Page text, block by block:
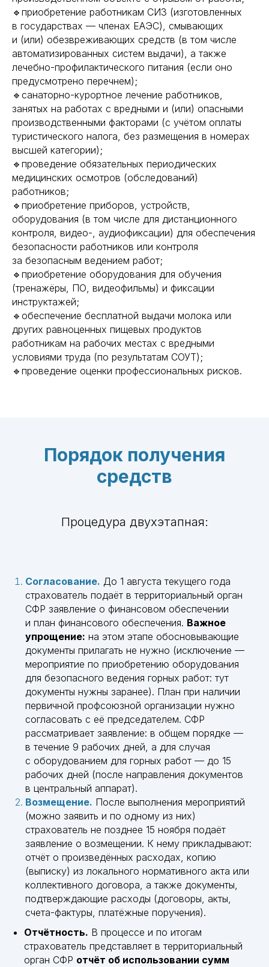
🔹приобретение работникам СИЗ (изготовленных
в государствах — членах ЕАЭС), смывающих
и (или) обезвреживающих средств (в том числе
автоматизированных систем выдачи), а также
лечебно-профилактического питания (если оно
предусмотрено перечнем);
🔹санаторно-курортное лечение работников,
занятых на работах с вредными и (или) опасными
производственными факторами (с учётом оплаты
туристического налога, без размещения в номерах
высшей категории);
🔹проведение обязательных периодических
медицинских осмотров (обследований)
работников;
🔹приобретение приборов, устройств,
оборудования (в том числе для дистанционного
контроля, видео-, аудиофиксации) для обеспечения
безопасности работников или контроля
за безопасным ведением работ;
🔹приобретение оборудования для обучения
(тренажёры, ПО, видеофильмы) и фиксации
инструктажей;
🔹обеспечение бесплатной выдачи молока или
других равноценных пищевых продуктов
работникам на рабочих местах с вредными
условиями труда (по результатам СОУТ);
🔹проведение оценки профессиональных рисков.
Порядок получения
средств
Процедура двухэтапная:
Согласование. До 1 августа текущего года
страхователь подаёт в территориальный орган
СФР заявление о финансовом обеспечении
и план финансового обеспечения. Важное
упрощение: на этом этапе обосновывающие
документы прилагать не нужно (исключение —
мероприятие по приобретению оборудования
для безопасного ведения горных работ: тут
документы нужны заранее). План при наличии
первичной профсоюзной организации нужно
согласовать с её председателем. СФР
рассматривает заявление: в общем порядке —
в течение 9 рабочих дней, а для случая
с оборудованием для горных работ — до 15
рабочих дней (после направления документов
в центральный аппарат).
Возмещение. После выполнения мероприятий
(можно заявить и по одному из них)
страхователь не позднее 15 ноября подаёт
заявление о возмещении. К нему прикладывают:
отчёт о произведённых расходах, копию
(выписку) из локального нормативного акта или
коллективного договора, а также документы,
подтверждающие расходы (договоры, акты,
счета-фактуры, платёжные поручения).
Отчётность. В процессе и по итогам
страхователь представляет в территориальный
орган СФР отчёт об использовании сумм
Ваш надежный партнер
в защите бизнеса
info@vgsrv.ru
+7 (8352) 66-95-30
© «ВГ Сервис» 2026
Обществос ограниченной ответственностью
«ВГ сервис» (ООО «ВГ сервис»)
129 085, город Москва, пр-кт Мира, д. 101 стр. 1, эт 1 пом
1 ком 17
Политика конфиденциальности
к Сервису «ПРАВОБЕРЕГ»